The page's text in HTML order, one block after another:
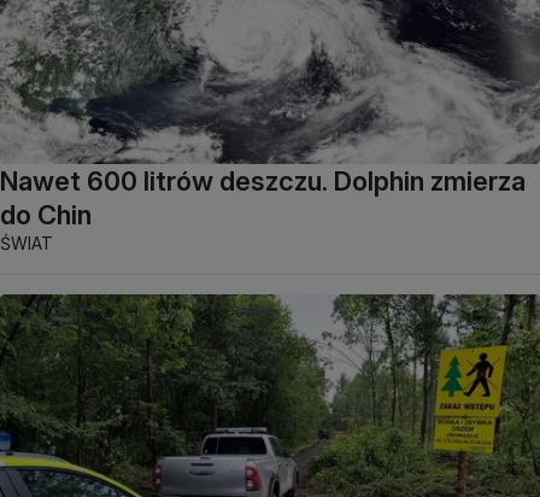
Nawet 600 litrów deszczu. Dolphin zmierza
do Chin
ŚWIAT